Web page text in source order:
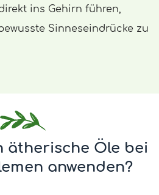
ins Gehirn führen,
Sinneseindrücke zu
ätherische Öle bei
anwenden?